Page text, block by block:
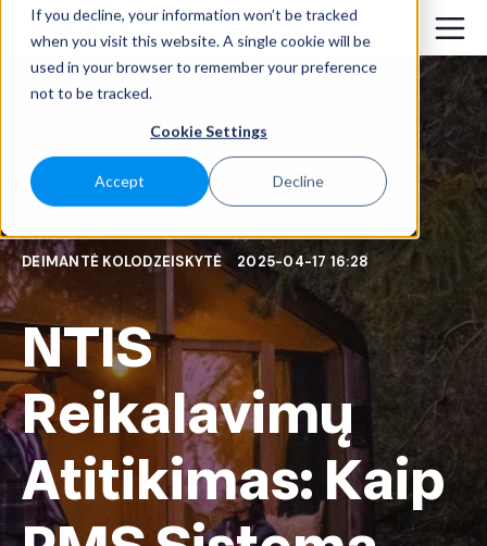
If you decline, your information won’t be tracked
when you visit this website. A single cookie will be
used in your browser to remember your preference
not to be tracked.
Cookie Settings
Accept Decline
DEIMANTĖ KOLODZEISKYTĖ 2025-04-17 16:28
NTIS
Reikalavimų
Atitikimas: Kaip